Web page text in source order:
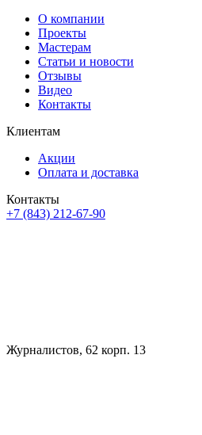
О компании
Проекты
Мастерам
Статьи и новости
Отзывы
Видео
Контакты
Клиентам
Акции
Оплата и доставка
Контакты
+7 (843) 212-67-90
Журналистов, 62 корп. 13